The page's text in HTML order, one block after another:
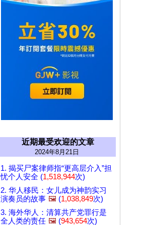
近期最受欢迎的文章
2024年8月21日
1. 揭买尸案律师指“更高层介入”担
忧个人安全 (1,518,944次)
2. 华人移民：女儿成为神韵实习
演奏员的故事 🖼️ (1,038,849次)
3. 海外华人：清算共产党罪行是
全人类的责任 🖼️ (943,654次)